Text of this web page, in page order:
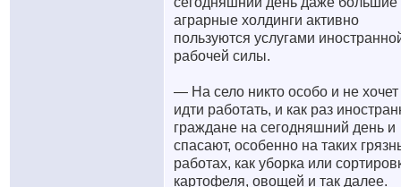
аграрные холдинги активно
пользуются услугами
рабочей силы.
— На село никто особо и не хочет
идти работать, и как раз
граждане на сегодняшний день и
спасают, особенно на таких
работах, как уборка или
картофеля, овощей и так далее.